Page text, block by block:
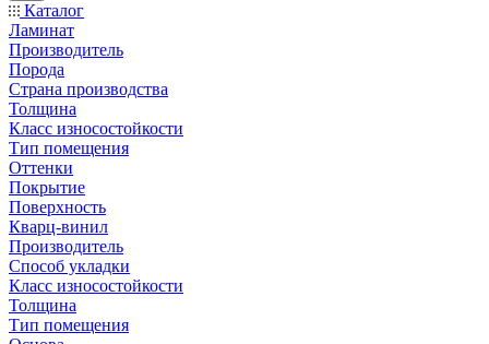
Каталог
Ламинат
Производитель
Порода
Страна производства
Толщина
Класс износостойкости
Тип помещения
Оттенки
Покрытие
Поверхность
Кварц-винил
Производитель
Способ укладки
Класс износостойкости
Толщина
Тип помещения